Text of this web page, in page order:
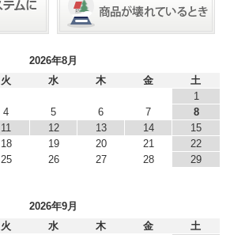
2026年8月
火 水 木 金
土
1
4 5 6 7
8
11 12 13 14
15
18 19 20 21
22
25 26 27 28
29
2026年9月
火 水 木 金
土